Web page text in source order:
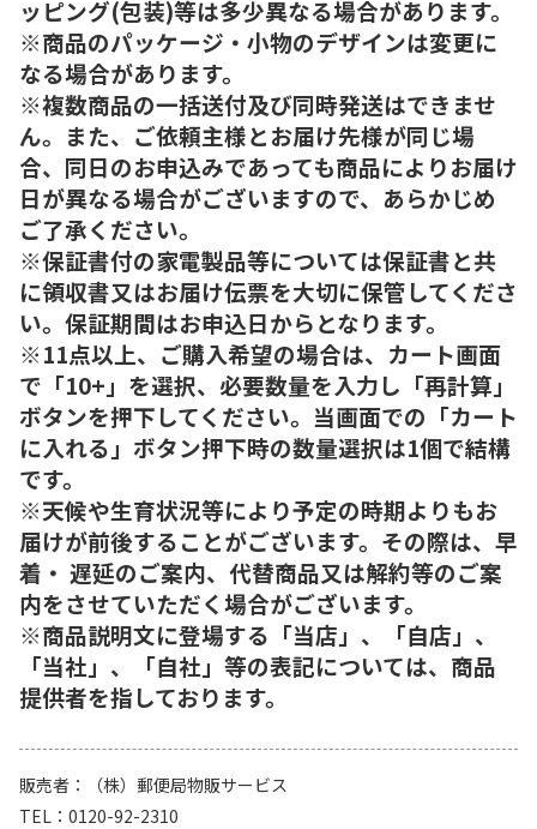
ッピング(包装)等は多少異なる場合があります。
※商品のパッケージ・小物のデザインは変更に
なる場合があります。
※複数商品の一括送付及び同時発送はできませ
ん。また、ご依頼主様とお届け先様が同じ場
合、同日のお申込みであっても商品によりお届け
日が異なる場合がございますので、あらかじめ
ご了承ください。
※保証書付の家電製品等については保証書と共
に領収書又はお届け伝票を大切に保管してくださ
い。保証期間はお申込日からとなります。
※11点以上、ご購入希望の場合は、カート画面
で「10+」を選択、必要数量を入力し「再計算」
ボタンを押下してください。当画面での「カート
に入れる」ボタン押下時の数量選択は1個で結構
です。
※天候や生育状況等により予定の時期よりもお
届けが前後することがございます。その際は、早
着・ 遅延のご案内、代替商品又は解約等のご案
内をさせていただく場合がございます。
※商品説明文に登場する「当店」、「自店」、
「当社」、「自社」等の表記については、商品
提供者を指しております。
販売者
（株）郵便局物販サービス
TEL
0120-92-2310